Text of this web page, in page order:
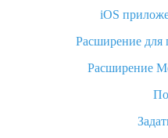
Что такое баллы на
«AliExpress Standard
как его
Как покупать
Что делать, если не
iOS
Расширение для
Расширение